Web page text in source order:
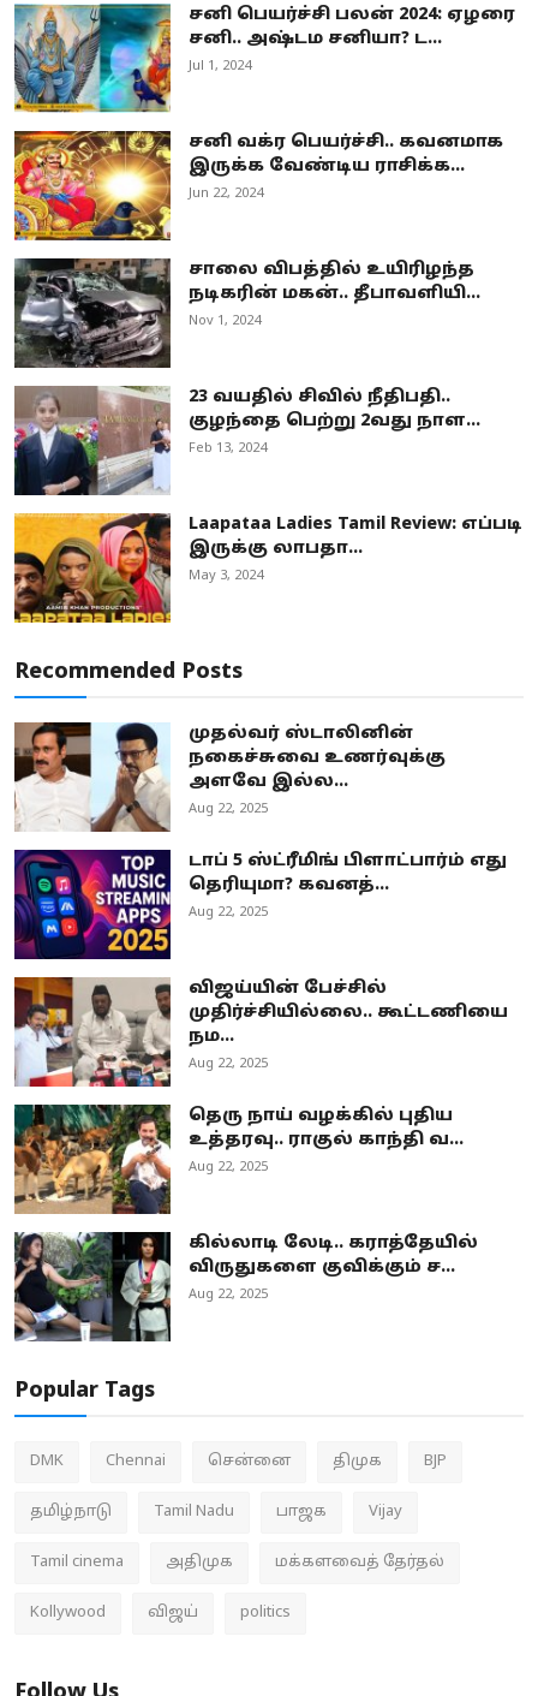
சனி பெயர்ச்சி பலன் 2024: ஏழரை
சனி.. அஷ்டம சனியா? ட...
Jul 1, 2024
சனி வக்ர பெயர்ச்சி.. கவனமாக
இருக்க வேண்டிய ராசிக்க...
Jun 22, 2024
சாலை விபத்தில் உயிரிழந்த
நடிகரின் மகன்.. தீபாவளியி...
Nov 1, 2024
23 வயதில் சிவில் நீதிபதி..
குழந்தை பெற்று 2வது நாள...
Feb 13, 2024
Laapataa Ladies Tamil Review: எப்படி
இருக்கு லாபதா...
May 3, 2024
Recommended Posts
முதல்வர் ஸ்டாலினின்
நகைச்சுவை உணர்வுக்கு
அளவே இல்ல...
Aug 22, 2025
டாப் 5 ஸ்ட்ரீமிங் பிளாட்பார்ம் எது
தெரியுமா? கவனத்...
Aug 22, 2025
விஜய்யின் பேச்சில்
முதிர்ச்சியில்லை.. கூட்டணியை
நம...
Aug 22, 2025
தெரு நாய் வழக்கில் புதிய
உத்தரவு.. ராகுல் காந்தி வ...
Aug 22, 2025
கில்லாடி லேடி.. கராத்தேயில்
விருதுகளை குவிக்கும் ச...
Aug 22, 2025
Popular Tags
DMK Chennai சென்னை திமுக BJP
தமிழ்நாடு Tamil Nadu பாஜக Vijay
Tamil cinema அதிமுக மக்களவைத் தேர்தல்
Kollywood விஜய் politics